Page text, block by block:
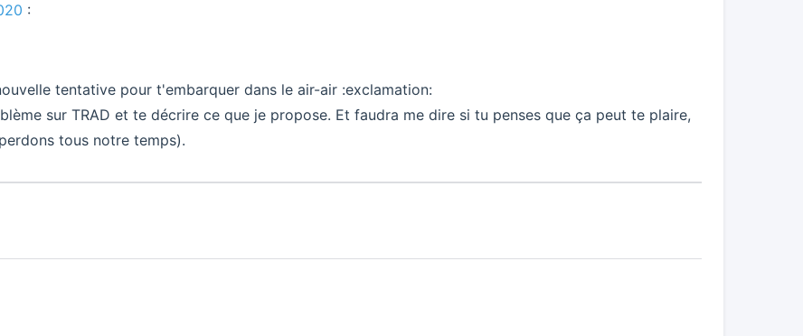
:
tentative pour t'embarquer dans le air-air :exclamation:
sur TRAD et te décrire ce que je propose. Et faudra me dire si tu penses que ça peut te plaire,
tous notre temps).